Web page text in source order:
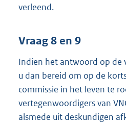
verleend.
Vraag 8 en 9
Indien het antwoord op de
u dan bereid om op de
commissie in het leven te
vertegenwoordigers van
alsmede uit deskundigen